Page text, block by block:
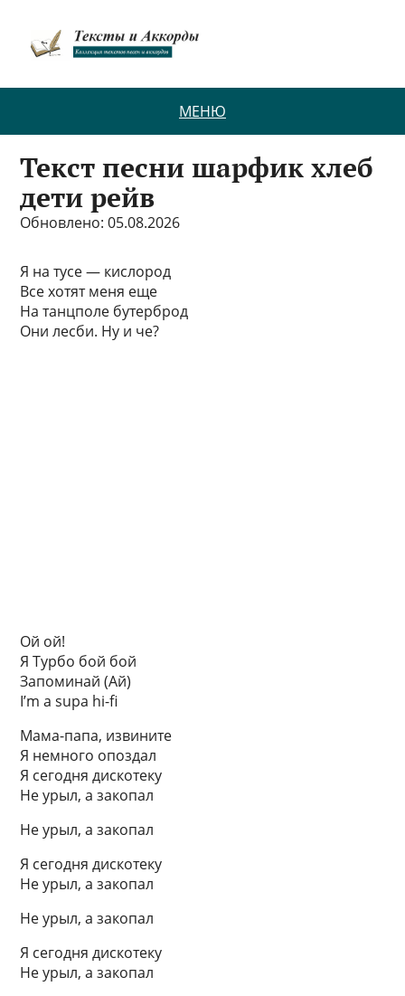
МЕНЮ
Текст песни шарфик хлеб
дети рейв
Обновлено: 05.08.2026
Я на тусе — кислород
Все хотят меня еще
На танцполе бутерброд
Они лесби. Ну и че?
Ой ой!
Я Турбо бой бой
Запоминай (Ай)
I’m а supa hi-fi
Мама-папа, извините
Я немного опоздал
Я сегодня дискотеку
Не урыл, а закопал
Не урыл, а закопал
Я сегодня дискотеку
Не урыл, а закопал
Не урыл, а закопал
Я сегодня дискотеку
Не урыл, а закопал